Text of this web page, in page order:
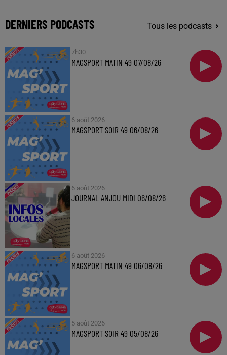
DERNIERS PODCASTS Tous les podcasts
7h30
MAGSPORT MATIN 49 07/08/26
6 août 2026
MAGSPORT SOIR 49 06/08/26
6 août 2026
JOURNAL ANJOU MIDI 06/08/26
6 août 2026
MAGSPORT MATIN 49 06/08/26
5 août 2026
MAGSPORT SOIR 49 05/08/26